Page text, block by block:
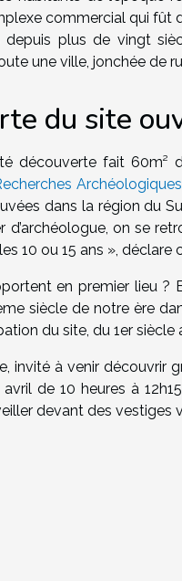
commercial qui fût
depuis plus de vingt
une ville, jonchée de
du site
découverte fait 60m²
dans la région du
d’archéologue, on se
10 ou 15 ans », déclare
en premier lieu ?
siècle de notre ère
du site, du 1er siècle
invité à venir découvrir
de 10 heures à
devant des vestiges